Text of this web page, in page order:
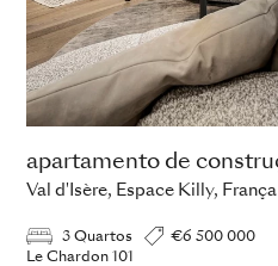
Val d'Isère, Espace Killy, França
3 Quartos
€6 500 000
Le Chardon 101